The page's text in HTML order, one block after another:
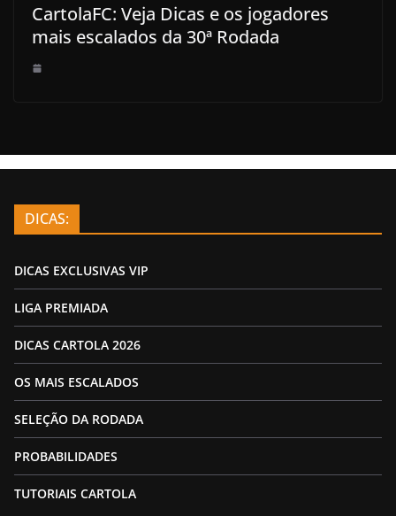
CartolaFC: Veja Dicas e os jogadores
mais escalados da 30ª Rodada
DICAS:
DICAS EXCLUSIVAS VIP
LIGA PREMIADA
DICAS CARTOLA 2026
OS MAIS ESCALADOS
SELEÇÃO DA RODADA
PROBABILIDADES
TUTORIAIS CARTOLA